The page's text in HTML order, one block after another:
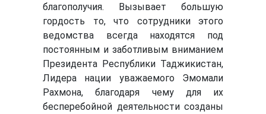
благополучия. Вызывает большую
гордость то, что сотрудники этого
ведомства всегда находятся под
постоянным и заботливым вниманием
Президента Республики Таджикистан,
Лидера нации уважаемого Эмомали
Рахмона, благодаря чему для их
бесперебойной деятельности созданы